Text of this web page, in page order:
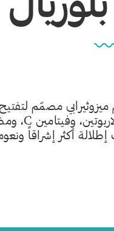
مصمّم لتفتيح
وفيتامين C،
إطلالة أكثر